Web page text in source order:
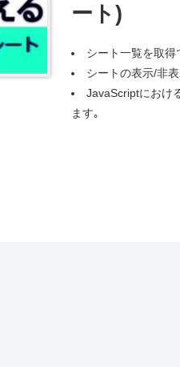
ート)
シート一覧を取得
シートの表示/非
JavaScriptにおけ
ます｡